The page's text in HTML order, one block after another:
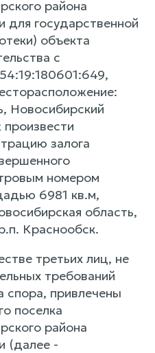
района
для государственной
объекта
с
Новосибирский
залога
номером
6981 кв.м,
область,
Краснообск.
третьих лиц, не
требований
спора, привлечены
поселка
района
(далее -